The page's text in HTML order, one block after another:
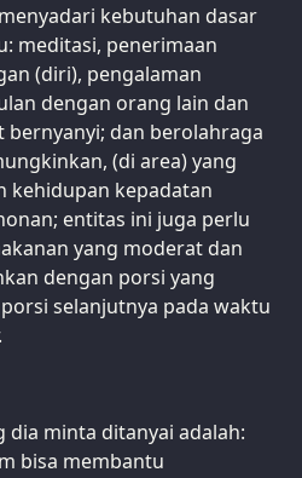
kebutuhan dasar
meditasi, penerimaan
(diri), pengalaman
dengan orang lain dan
bernyanyi; dan berolahraga
(di area) yang
kehidupan kepadatan
entitas ini juga perlu
yang moderat dan
dengan porsi yang
selanjutnya pada waktu
dia minta ditanyai adalah:
bisa membantu